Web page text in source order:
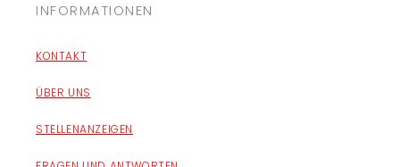
INFORMATIONEN
KONTAKT
ÜBER UNS
STELLENANZEIGEN